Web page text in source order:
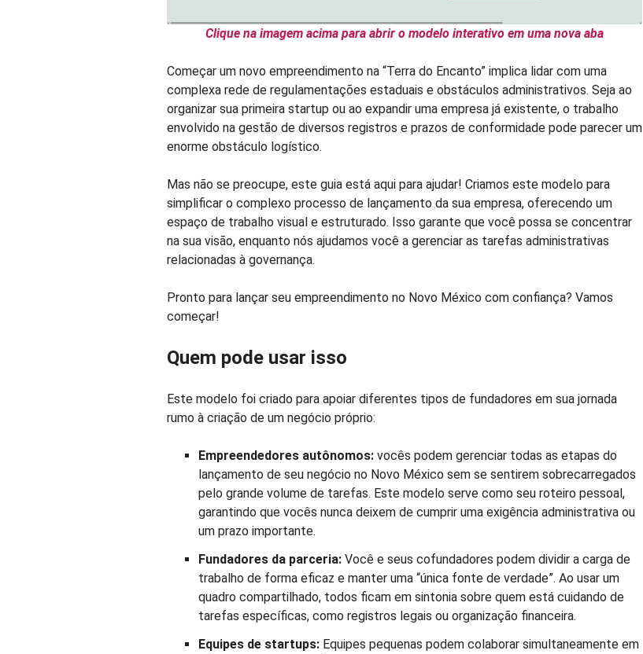
Clique na imagem acima para abrir o modelo interativo em uma nova aba
Começar um novo empreendimento na “Terra do Encanto” implica lidar com uma
complexa rede de regulamentações estaduais e obstáculos administrativos. Seja ao
organizar sua primeira startup ou ao expandir uma empresa já existente, o trabalho
envolvido na gestão de diversos registros e prazos de conformidade pode parecer um
enorme obstáculo logístico.
Mas não se preocupe, este guia está aqui para ajudar! Criamos este modelo para
simplificar o complexo processo de lançamento da sua empresa, oferecendo um
espaço de trabalho visual e estruturado. Isso garante que você possa se concentrar
na sua visão, enquanto nós ajudamos você a gerenciar as tarefas administrativas
relacionadas à governança.
Pronto para lançar seu empreendimento no Novo México com confiança? Vamos
começar!
Quem pode usar isso
Este modelo foi criado para apoiar diferentes tipos de fundadores em sua jornada
rumo à criação de um negócio próprio:
Empreendedores autônomos: vocês podem gerenciar todas as etapas do
lançamento de seu negócio no Novo México sem se sentirem sobrecarregados
pelo grande volume de tarefas. Este modelo serve como seu roteiro pessoal,
garantindo que vocês nunca deixem de cumprir uma exigência administrativa ou
um prazo importante.
Fundadores da parceria: Você e seus cofundadores podem dividir a carga de
trabalho de forma eficaz e manter uma “única fonte de verdade”. Ao usar um
quadro compartilhado, todos ficam em sintonia sobre quem está cuidando de
tarefas específicas, como registros legais ou organização financeira.
Equipes de startups: Equipes pequenas podem colaborar simultaneamente em